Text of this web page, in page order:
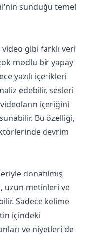
sunduğu temel
gibi farklı veri
modlu bir yapay
yazılı içerikleri
edebilir, sesleri
içeriğini
Bu özelliği,
devrim
donatılmış
uzun metinleri ve
Sadece kelime
içindeki
ve niyetleri de